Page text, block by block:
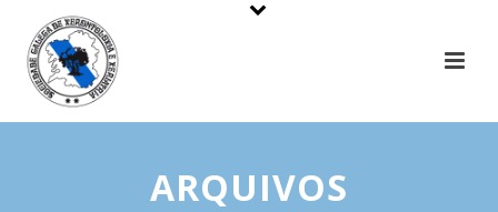
ARQUIVOS